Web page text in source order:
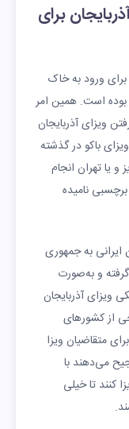
برای
ورود به خاک
بوده است. همین امر
ویزای آذربایجان
باکو در گذشته
و یا تهران انجام
نامیده
به جمهوری
و به‌صورت
ویزای آذربایجان
از کشورهای
متقاضیان ویزا
می‌دهند با
کنند تا خیلی